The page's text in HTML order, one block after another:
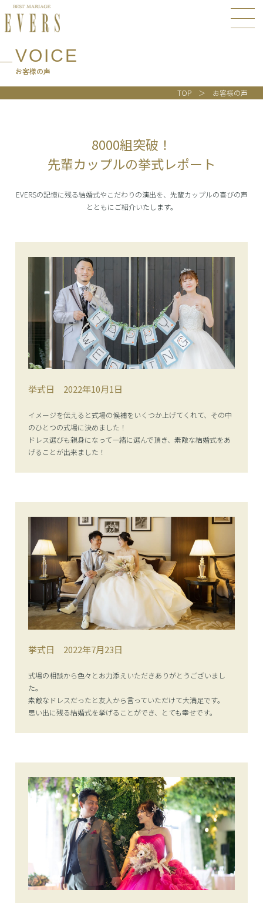
VOICE
お客様の声
TOP お客様の声
8000組突破！
先輩カップルの挙式レポート
EVERSの記憶に残る結婚式やこだわりの演出を、先輩カップルの喜びの声
とともにご紹介いたします。
挙式日 2022年10月1日
イメージを伝えると式場の候補をいくつか上げてくれて、その中
のひとつの式場に決めました！
ドレス選びも親身になって一緒に選んで頂き、素敵な結婚式をあ
げることが出来ました！
挙式日 2022年7月23日
式場の相談から色々とお力添えいただきありがとうございまし
た。
素敵なドレスだったと友人から言っていただけて大満足です。
思い出に残る結婚式を挙げることができ、とても幸せです。